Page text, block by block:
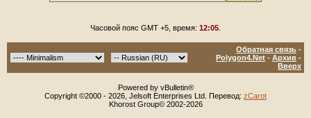
Часовой пояс GMT +5, время: 12:05
Обратная связь -
Polygon4.Net - Архив -
Вверх
Powered by vBulletin®
Copyright ©2000 - 2026, Jelsoft Enterprises Ltd. Перевод: zCarot
Khorost Group© 2002-2026